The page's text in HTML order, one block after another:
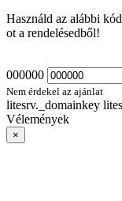
Használd az alábbi
ot a rendelésedből!
000000
Nem érdekel az ajánlat
litesrv._domainkey
Vélemények
×